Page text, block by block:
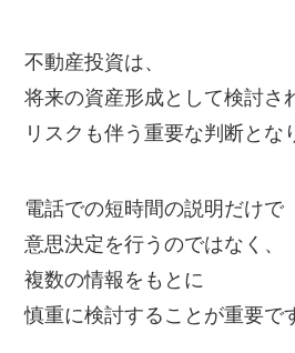
不動産投資は、
将来の資産形成として検討さ
リスクも伴う重要な判断とな
電話での短時間の説明だけで
意思決定を行うのではなく、
複数の情報をもとに
慎重に検討することが重要で